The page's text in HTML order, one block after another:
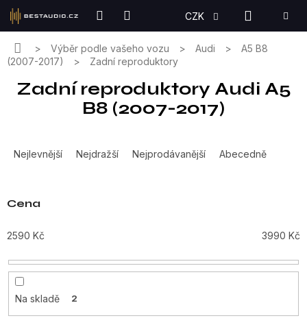
Přejít
obsah
CZK
KOŠÍK
DomůVýběr podle vašeho vozu Audi
A5 B8
(2007-2017)
Zadní reproduktory
Zadní reproduktory Audi A5
B8 (2007-2017)
a
n
í
r
o
d
u
t
Nejlevnější Nejdražší Nejprodávanější Abecedně
Cena
2590 Kč 3990 Kč
Na skladě 2